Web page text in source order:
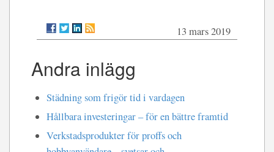
13 mars 2019
Andra inlägg
Städning som frigör tid i vardagen
Hållbara investeringar – för en bättre framtid
Verkstadsprodukter för proffs och